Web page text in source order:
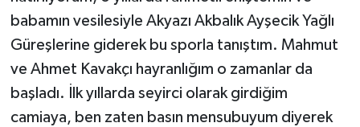
babamın vesilesiyle Akyazı Akbalık Ayşecik Yağlı
Güreşlerine giderek bu sporla tanıştım. Mahmut
ve Ahmet Kavakçı hayranlığım o zamanlar da
başladı. İlk yıllarda seyirci olarak girdiğim
camiaya, ben zaten basın mensubuyum diyerek